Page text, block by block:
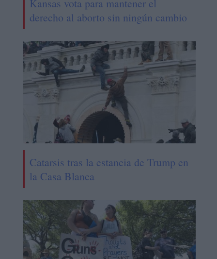
Kansas vota para mantener el
derecho al aborto sin ningún cambio
Catarsis tras la estancia de Trump en
la Casa Blanca